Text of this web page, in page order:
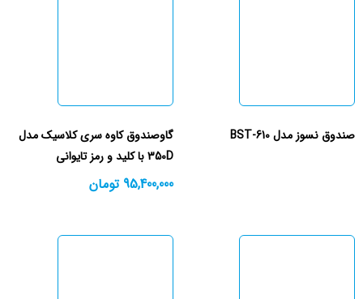
صندوق نسوز مدل BST-610
گاوصندوق کاوه سری کلاسیک مدل
350D با کلید و رمز تایوانی
95,400,000 تومان